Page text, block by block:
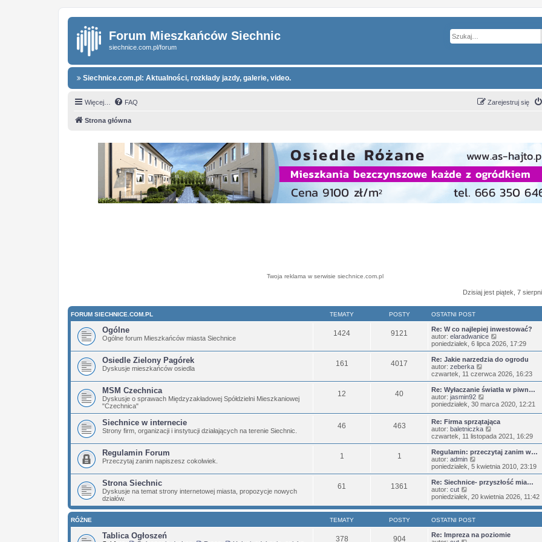
Forum Mieszkańców Siechnic
siechnice.com.pl/forum
Siechnice.com.pl: Aktualności, rozkłady jazdy, galerie, video.
Więcej… FAQ Zarejestruj się
Strona główna
Twoja reklama w serwisie siechnice.com.pl
Dzisiaj jest piątek, 7
FORUM SIECHNICE.COM.PL TEMATY POSTY OSTATNI POST
Ogólne
Ogólne forum Mieszkańców miasta Siechnice
1424 9121
Re: W co najlepiej inwestować?
autor: elaradwanice
y
ś
w
e
l
n
a
j
n
o
s
z
y
o
s
t
poniedziałek, 6 lipca 2026, 17:29
Osiedle Zielony Pagórek
Dyskusje mieszkańców osiedla
161 4017
Re: Jakie narzedzia do ogrodu
autor: zeberka
y
ś
w
i
e
n
a
j
n
o
s
z
y
o
t
czwartek, 11 czerwca 2026, 16:23
MSM Czechnica
Dyskusje o sprawach Międzyzakładowej Spółdzielni Mieszkaniowej
"Czechnica"
12 40
Re: Wyłaczanie światła w piwn…
autor: jasmin92
y
w
i
e
t
n
j
n
o
s
z
y
o
s
poniedziałek, 30 marca 2020, 12:21
Siechnice w internecie
Strony firm, organizacji i instytucji działających na terenie Siechnic.
46 463
Re: Firma sprzątająca
autor: baletniczka
y
ś
w
i
e
n
a
j
n
z
czwartek, 11 listopada 2021, 16:29
Regulamin Forum
Przeczytaj zanim napiszesz cokolwiek.
1 1
Regulamin: przeczytaj zanim w…
autor: admin
y
ś
w
e
l
n
poniedziałek, 5 kwietnia 2010, 23:19
Strona Siechnic
Dyskusje na temat strony internetowej miasta, propozycje nowych
działów.
61 1361
Re: Siechnice- przyszłość mia…
autor: cut
y
w
i
t
l
poniedziałek, 20 kwietnia 2026, 11:42
RÓŻNE TEMATY POSTY OSTATNI POST
Tablica Ogłoszeń 378 904
Re: Impreza na poziomie